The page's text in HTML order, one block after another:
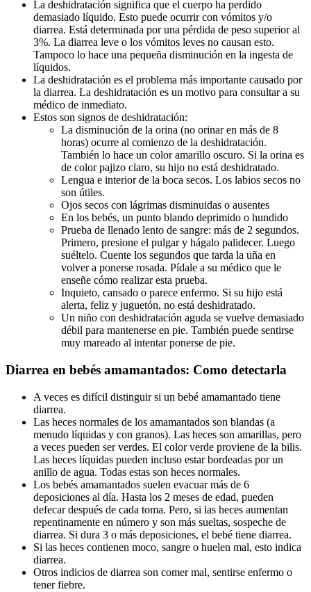
La deshidratación significa que el cuerpo ha perdido
demasiado líquido. Esto puede ocurrir con vómitos y/o
diarrea. Está determinada por una pérdida de peso superior al
3%. La diarrea leve o los vómitos leves no causan esto.
Tampoco lo hace una pequeña disminución en la ingesta de
líquidos.
La deshidratación es el problema más importante causado por
la diarrea. La deshidratación es un motivo para consultar a su
médico de inmediato.
Estos son signos de deshidratación:
La disminución de la orina (no orinar en más de 8
horas) ocurre al comienzo de la deshidratación.
También lo hace un color amarillo oscuro. Si la orina es
de color pajizo claro, su hijo no está deshidratado.
Lengua e interior de la boca secos. Los labios secos no
son útiles.
Ojos secos con lágrimas disminuidas o ausentes
En los bebés, un punto blando deprimido o hundido
Prueba de llenado lento de sangre: más de 2 segundos.
Primero, presione el pulgar y hágalo palidecer. Luego
suéltelo. Cuente los segundos que tarda la uña en
volver a ponerse rosada. Pídale a su médico que le
enseñe cómo realizar esta prueba.
Inquieto, cansado o parece enfermo. Si su hijo está
alerta, feliz y juguetón, no está deshidratado.
Un niño con deshidratación aguda se vuelve demasiado
débil para mantenerse en pie. También puede sentirse
muy mareado al intentar ponerse de pie.
Diarrea en bebés amamantados: Como detectarla
A veces es difícil distinguir si un bebé amamantado tiene
diarrea.
Las heces normales de los amamantados son blandas (a
menudo líquidas y con granos). Las heces son amarillas, pero
a veces pueden ser verdes. El color verde proviene de la bilis.
Las heces líquidas pueden incluso estar bordeadas por un
anillo de agua. Todas estas son heces normales.
Los bebés amamantados suelen evacuar más de 6
deposiciones al día. Hasta los 2 meses de edad, pueden
defecar después de cada toma. Pero, si las heces aumentan
repentinamente en número y son más sueltas, sospeche de
diarrea. Si dura 3 o más deposiciones, el bebé tiene diarrea.
Si las heces contienen moco, sangre o huelen mal, esto indica
diarrea.
Otros indicios de diarrea son comer mal, sentirse enfermo o
tener fiebre.